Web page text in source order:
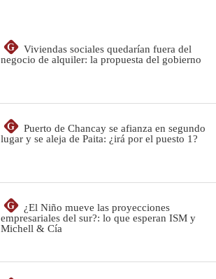
G
Viviendas sociales quedarían fuera del
negocio de alquiler: la propuesta del gobierno
G
Puerto de Chancay se afianza en segundo
lugar y se aleja de Paita: ¿irá por el puesto 1?
G
¿El Niño mueve las proyecciones
empresariales del sur?: lo que esperan ISM y
Michell & Cía